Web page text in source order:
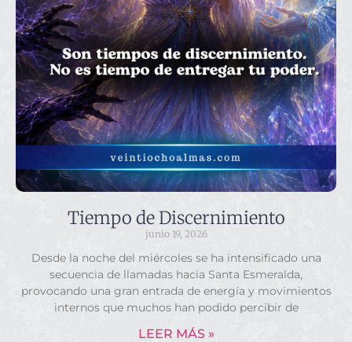
Tiempo de Discernimiento
junio 19, 2026
Desde la noche del miércoles se ha intensificado una
secuencia de llamadas hacia Santa Esmeralda,
provocando una gran entrada de energía y movimientos
internos que muchos han podido percibir de
LEER MÁS »